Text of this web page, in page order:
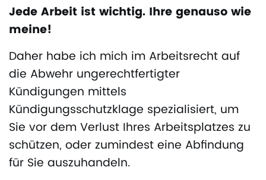
Jede Arbeit ist wichtig. Ihre genauso wie
meine!
Daher habe ich mich im Arbeitsrecht auf
die Abwehr ungerechtfertigter
Kündigungen mittels
Kündigungsschutzklage spezialisiert, um
Sie vor dem Verlust Ihres Arbeitsplatzes zu
schützen, oder zumindest eine Abfindung
für Sie auszuhandeln.